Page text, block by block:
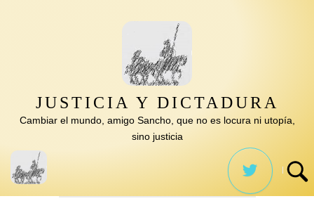
JUSTICIA Y DICTADURA
Cambiar el mundo, amigo Sancho, que no es locura ni utopía,
sino justicia